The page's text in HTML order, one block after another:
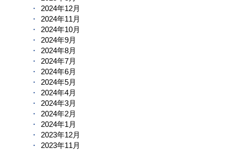
2024年12月
2024年11月
2024年10月
2024年9月
2024年8月
2024年7月
2024年6月
2024年5月
2024年4月
2024年3月
2024年2月
2024年1月
2023年12月
2023年11月